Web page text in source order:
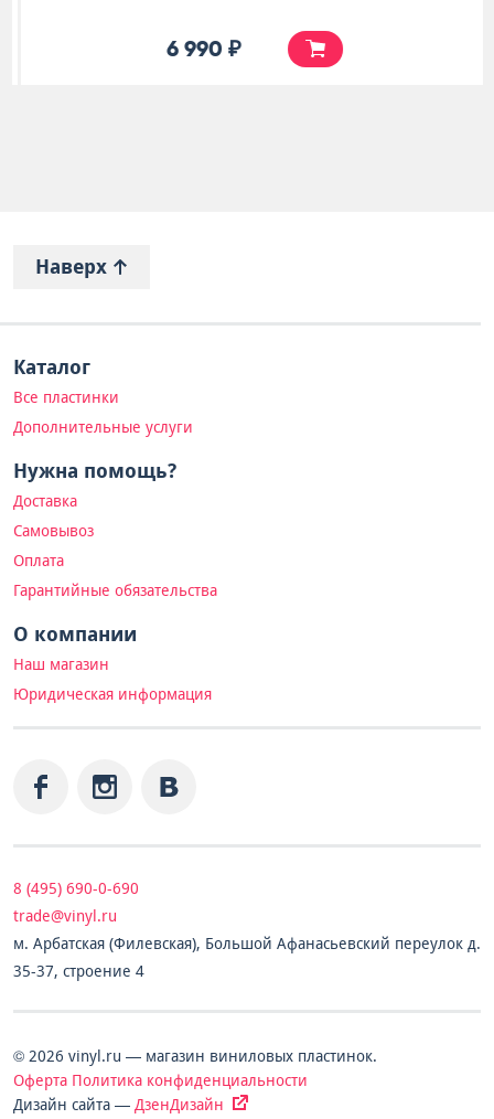
6 990 ₽
Наверх
Каталог
Все пластинки
Дополнительные услуги
Нужна помощь?
Доставка
Самовывоз
Оплата
Гарантийные обязательства
О компании
Наш магазин
Юридическая информация
8 (495) 690-0-690
trade@vinyl.ru
м. Арбатская (Филевская), Большой Афанасьевский переулок д.
35-37, строение 4
© 2026 vinyl.ru — магазин виниловых пластинок.
Оферта Политика конфиденциальности
Дизайн сайта — ДзенДизайн